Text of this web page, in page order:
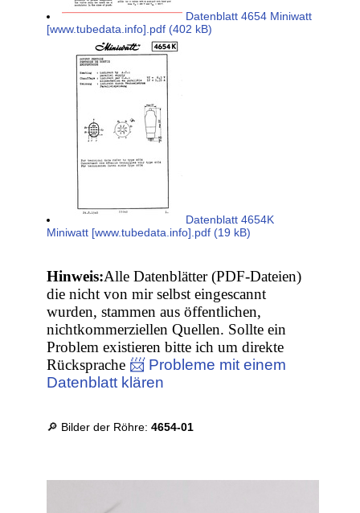
Datenblatt 4654 Miniwatt
[www.tubedata.info].pdf (402 kB)
Datenblatt 4654K
Miniwatt [www.tubedata.info].pdf (19 kB)
Hinweis:Alle Datenblätter (PDF-Dateien)
die nicht von mir selbst eingescannt
wurden, stammen aus öffentlichen,
nichtkommerziellen Quellen. Sollte ein
Problem existieren bitte ich um direkte
Rücksprache 📨 Probleme mit einem
Datenblatt klären
🔎 Bilder der Röhre:4654-01